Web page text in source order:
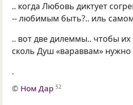
.. когда Любовь диктует
-- любимым быть?.. иль
.. вот две дилеммы.. чтобы
сколь Душ «вараввам» нужно
.
© Ном Дар 52